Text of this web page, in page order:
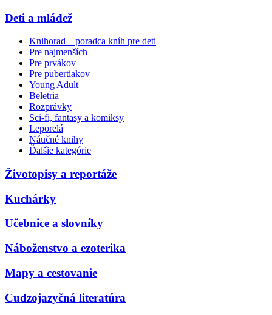
Deti a mládež
Knihorad – poradca kníh pre deti
Pre najmenších
Pre prvákov
Pre pubertiakov
Young Adult
Beletria
Rozprávky
Sci-fi, fantasy a komiksy
Leporelá
Náučné knihy
Ďalšie kategórie
Životopisy a reportáže
Kuchárky
Učebnice a slovníky
Náboženstvo a ezoterika
Mapy a cestovanie
Cudzojazyčná literatúra